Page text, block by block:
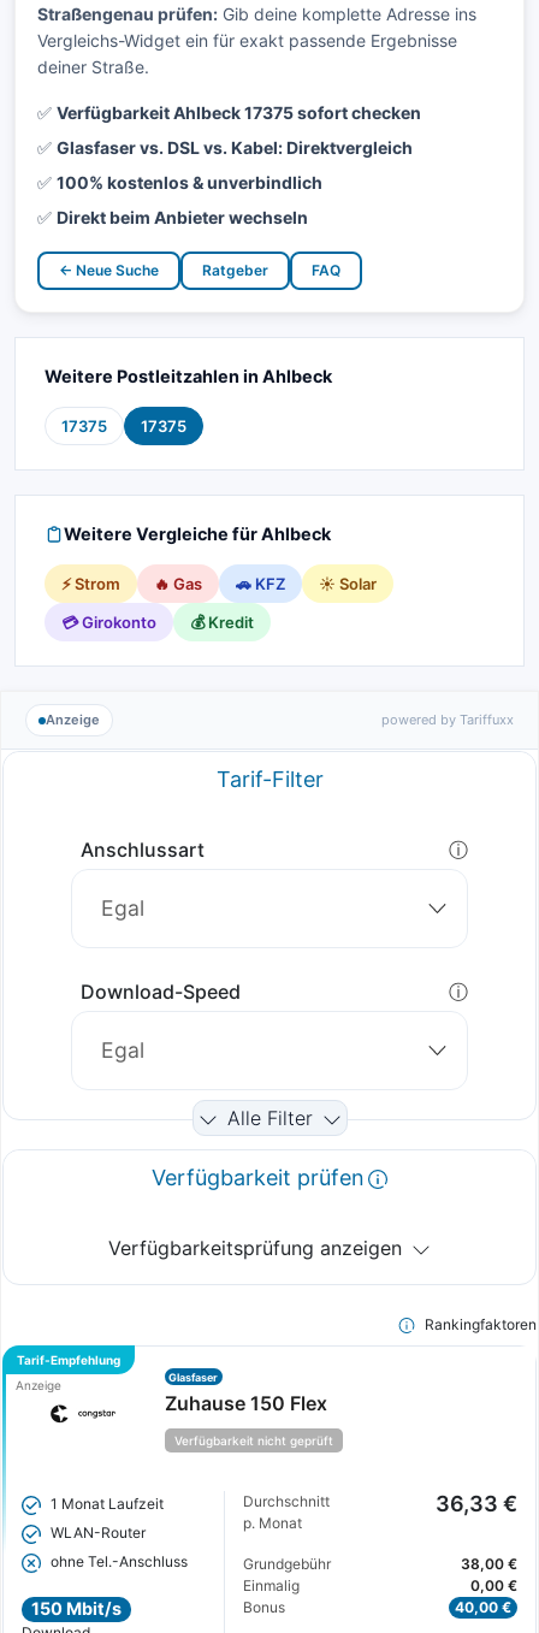
Straßengenau prüfen: Gib deine komplette Adresse ins
Vergleichs-Widget ein für exakt passende Ergebnisse
deiner Straße.
✅ Verfügbarkeit Ahlbeck 17375 sofort checken
✅ Glasfaser vs. DSL vs. Kabel: Direktvergleich
✅ 100% kostenlos & unverbindlich
✅ Direkt beim Anbieter wechseln
← Neue Suche Ratgeber FAQ
Weitere Postleitzahlen in Ahlbeck
17375 17375
Weitere Vergleiche für Ahlbeck
⚡ Strom 🔥 Gas 🚗 KFZ
☀️ Solar
💳 Girokonto
💰 Kredit
Anzeige powered by Tariffuxx